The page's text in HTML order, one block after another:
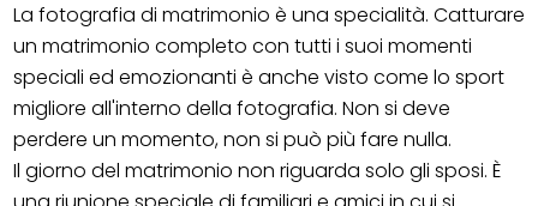
La fotografia di matrimonio è una specialità. Catturare
un matrimonio completo con tutti i suoi momenti
speciali ed emozionanti è anche visto come lo sport
migliore all'interno della fotografia. Non si deve
perdere un momento, non si può più fare nulla.
Il giorno del matrimonio non riguarda solo gli sposi. È